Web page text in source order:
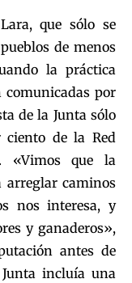
que sólo se
de menos
la práctica
comunicadas por
de la Junta sólo
ciento de la Red
«Vimos que la
arreglar caminos
nos interesa, y
y ganaderos»,
antes de
incluía una